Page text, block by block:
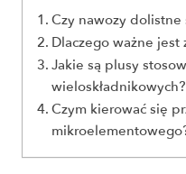
Czy nawozy
Dlaczego ważne
Jakie są plusy
wieloskładnikowych?
Czym kierować się